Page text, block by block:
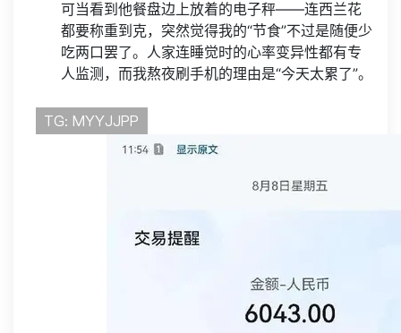
可当看到他餐盘边上放着的电子秤——连西兰花
都要称重到克，突然觉得我的“节食”不过是随便少
吃两口罢了。人家连睡觉时的心率变异性都有专
人监测，而我熬夜刷手机的理由是“今天太累了”。